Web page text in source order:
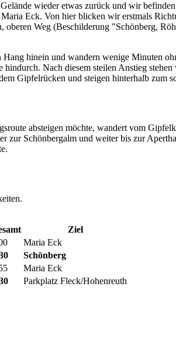
wieder etwas zurück und wir
Eck. Von hier blicken wir erstmals
oberen Weg (Beschilderung "Schönberg,
Hang hinein und wandern wenige Minuten
hindurch. Nach diesem steilen Anstieg
Gipfelrücken und steigen hinterhalb zum
absteigen möchte, wandert vom
zur Schönbergalm und weiter bis zur
Ziel
Maria Eck
Schönberg
Maria Eck
Parkplatz Fleck/Hohenreuth